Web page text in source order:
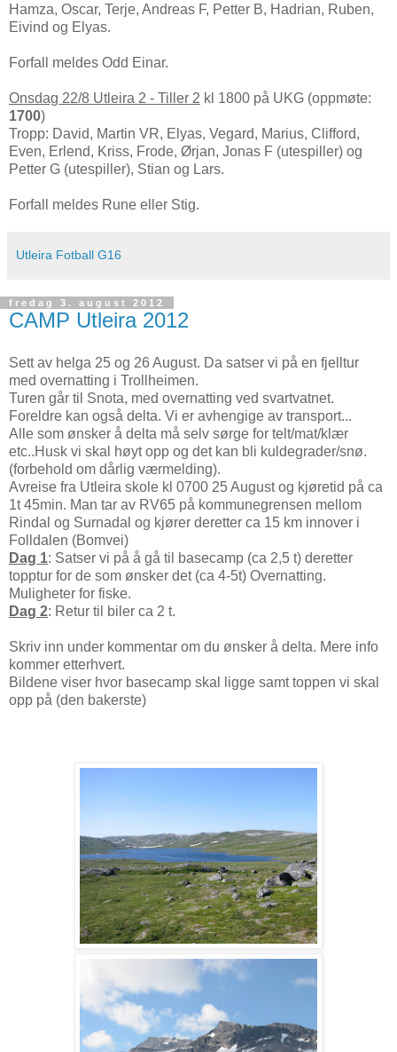
Hamza, Oscar, Terje, Andreas F, Petter B, Hadrian, Ruben,
Eivind og Elyas.
Forfall meldes Odd Einar.
Onsdag 22/8 Utleira 2 - Tiller 2 kl 1800 på UKG (oppmøte:
1700)
Tropp: David, Martin VR, Elyas, Vegard, Marius, Clifford,
Even, Erlend, Kriss, Frode, Ørjan, Jonas F (utespiller) og
Petter G (utespiller), Stian og Lars.
Forfall meldes Rune eller Stig.
Utleira Fotball G16
fredag 3. august 2012
CAMP Utleira 2012
Sett av helga 25 og 26 August. Da satser vi på en fjelltur
med overnatting i Trollheimen.
Turen går til Snota, med overnatting ved svartvatnet.
Foreldre kan også delta. Vi er avhengige av transport...
Alle som ønsker å delta må selv sørge for telt/mat/klær
etc..Husk vi skal høyt opp og det kan bli kuldegrader/snø.
(forbehold om dårlig værmelding).
Avreise fra Utleira skole kl 0700 25 August og kjøretid på ca
1t 45min. Man tar av RV65 på kommunegrensen mellom
Rindal og Surnadal og kjører deretter ca 15 km innover i
Folldalen (Bomvei)
Dag 1: Satser vi på å gå til basecamp (ca 2,5 t) deretter
topptur for de som ønsker det (ca 4-5t) Overnatting.
Muligheter for fiske.
Dag 2: Retur til biler ca 2 t.
Skriv inn under kommentar om du ønsker å delta. Mere info
kommer etterhvert.
Bildene viser hvor basecamp skal ligge samt toppen vi skal
opp på (den bakerste)